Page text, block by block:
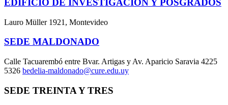
EDIFICIO DE INVESTIGACIÓN Y POSGRADOS
Lauro Müller 1921, Montevideo
SEDE MALDONADO
Calle Tacuarembó entre Bvar. Artigas y Av. Aparicio Saravia 4225
5326 bedelia-maldonado@cure.edu.uy
SEDE TREINTA Y TRES